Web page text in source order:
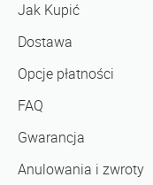
Jak Kupić
Dostawa
Opcje płatności
FAQ
Gwarancja
Anulowania i zwroty